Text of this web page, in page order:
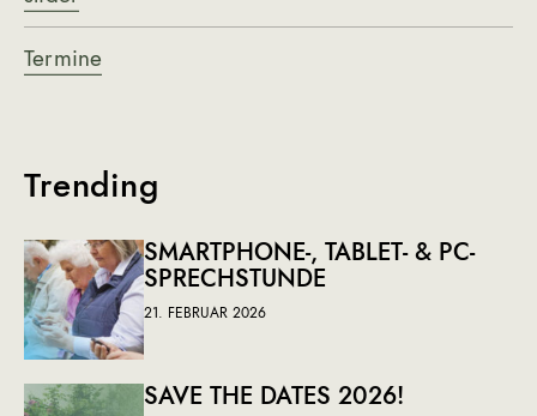
Termine
Trending
SMARTPHONE-, TABLET- & PC-
SPRECHSTUNDE
21. FEBRUAR 2026
SAVE THE DATES 2026!